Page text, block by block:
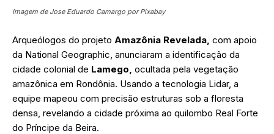
Imagem de Jose Eduardo Camargo por Pixabay
Arqueólogos do projeto Amazônia Revelada, com apoio
da National Geographic, anunciaram a identificação da
cidade colonial de Lamego, ocultada pela vegetação
amazônica em Rondônia. Usando a tecnologia Lidar, a
equipe mapeou com precisão estruturas sob a floresta
densa, revelando a cidade próxima ao quilombo Real Forte
do Príncipe da Beira.